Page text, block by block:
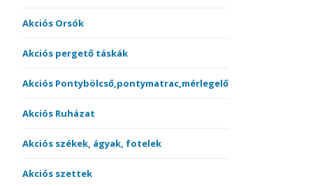
Akciós Orsók
Akciós pergető táskák
Akciós Pontybölcső,pontymatrac,mérlegelő
Akciós Ruházat
Akciós székek, ágyak, fotelek
Akciós szettek